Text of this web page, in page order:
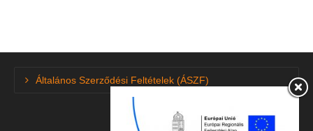
Crosswind
109QÁltalános Szerződési Feltételek (ÁSZF)